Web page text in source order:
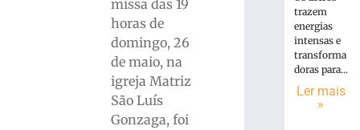
missa das 19
horas de
domingo, 26
de maio, na
igreja Matriz
São Luís
Gonzaga, foi
Defesa
Civil
confirma
segundo
tornado
trazem
energias
intensas e
transforma
doras para...
Ler mais
»